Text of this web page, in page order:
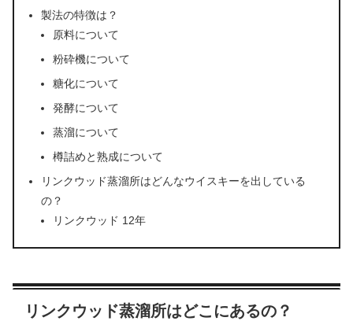
製法の特徴は？
原料について
粉砕機について
糖化について
発酵について
蒸溜について
樽詰めと熟成について
リンクウッド蒸溜所はどんなウイスキーを出している
の？
リンクウッド 12年
リンクウッド蒸溜所はどこにあるの？